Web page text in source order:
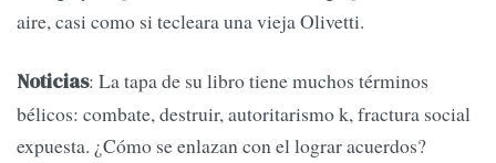
aire, casi como si tecleara una vieja Olivetti.
Noticias: La tapa de su libro tiene muchos términos
bélicos: combate, destruir, autoritarismo k, fractura social
expuesta. ¿Cómo se enlazan con el lograr acuerdos?